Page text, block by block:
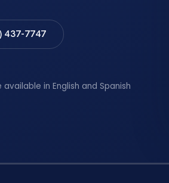
437-7747
in English and Spanish